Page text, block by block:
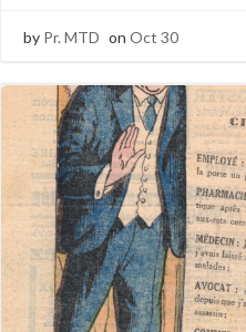
by Pr. MTD on Oct 30